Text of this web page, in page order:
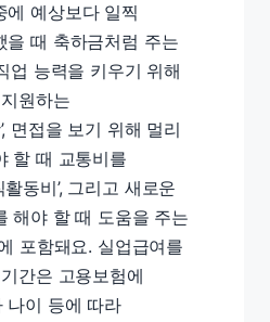
에 예상보다 일찍
을 때 축하금처럼 주는
업 능력을 키우기 위해
원하는
면접을 보기 위해 멀리
할 때 교통비를
동비’, 그리고 새로운
해야 할 때 도움을 주는
포함돼요. 실업급여를
간은 고용보험에
나이 등에 따라